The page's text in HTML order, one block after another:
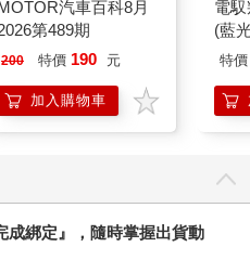
汽車百科8月
第489期
200 特價 190 元
加入購物車
電
(藍
特價
成綁定』，隨時掌握出貨動